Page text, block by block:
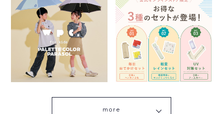
more